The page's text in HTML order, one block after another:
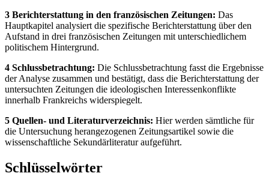
3 Berichterstattung in den französischen Zeitungen: Das
Hauptkapitel analysiert die spezifische Berichterstattung über den
Aufstand in drei französischen Zeitungen mit unterschiedlichem
politischem Hintergrund.
4 Schlussbetrachtung: Die Schlussbetrachtung fasst die Ergebnisse
der Analyse zusammen und bestätigt, dass die Berichterstattung der
untersuchten Zeitungen die ideologischen Interessenkonflikte
innerhalb Frankreichs widerspiegelt.
5 Quellen- und Literaturverzeichnis: Hier werden sämtliche für
die Untersuchung herangezogenen Zeitungsartikel sowie die
wissenschaftliche Sekundärliteratur aufgeführt.
Schlüsselwörter